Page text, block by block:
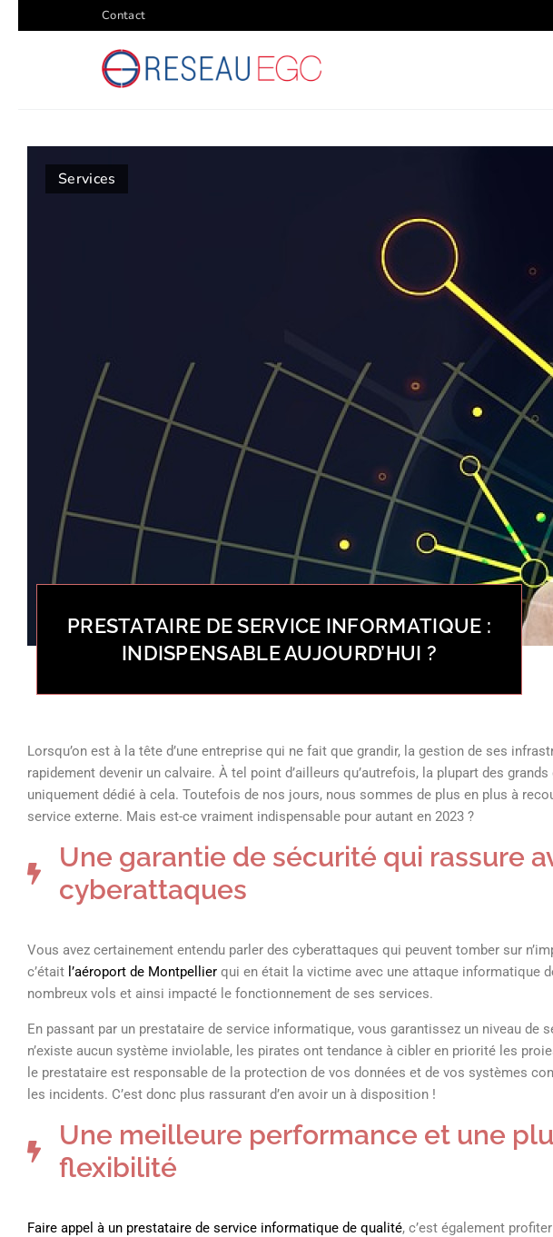
Contact
Services
PRESTATAIRE DE SERVICE INFORMATIQUE :
INDISPENSABLE AUJOURD’HUI ?
Lorsqu’on est à la tête d’une entreprise qui ne fait que grandir, la gestion de ses
rapidement devenir un calvaire. À tel point d’ailleurs qu’autrefois, la plupart des
uniquement dédié à cela. Toutefois de nos jours, nous sommes de plus en plus à
service externe. Mais est-ce vraiment indispensable pour autant en 2023 ?
Une garantie de sécurité qui rassure
cyberattaques
Vous avez certainement entendu parler des cyberattaques qui peuvent tomber sur
c’était l’aéroport de Montpellier qui en était la victime avec une attaque informatique
nombreux vols et ainsi impacté le fonctionnement de ses services.
En passant par un prestataire de service informatique, vous garantissez un niveau de
n’existe aucun système inviolable, les pirates ont tendance à cibler en priorité les
le prestataire est responsable de la protection de vos données et de vos systèmes
les incidents. C’est donc plus rassurant d’en avoir un à disposition !
Une meilleure performance et une
flexibilité
Faire appel à un prestataire de service informatique de qualité, c’est également